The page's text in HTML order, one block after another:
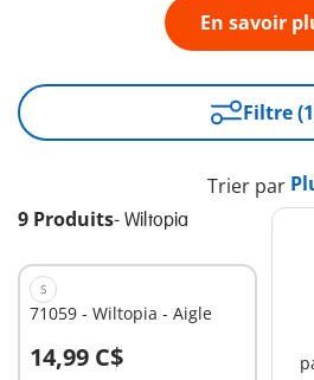
En savoir
Filtre
9 Produits- Wiltopia
Trier par
S
71059 - Wiltopia - Aigle
14,99 C$
Au panier